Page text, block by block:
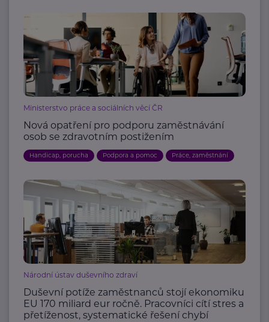
Ministerstvo práce a sociálních věcí ČR
Nová opatření pro podporu zaměstnávání
osob se zdravotním postižením
Handicap, porucha Podpora a pomoc Práce, zaměstnání
Národní ústav duševního zdraví
Duševní potíže zaměstnanců stojí ekonomiku
EU 170 miliard eur ročně. Pracovníci cítí stres a
přetíženost, systematické řešení chybí